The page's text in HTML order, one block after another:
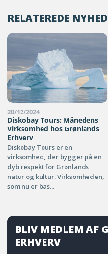
RELATEREDE
20/12/2024
Diskobay Tours: Månedens
Virksomhed hos Grønlands
Erhverv
Diskobay Tours er en
virksomhed, der bygger på en
dyb respekt for Grønlands
natur og kultur. Virksomheden,
som nu er bas...
BLIV MEDLEM AF
ERHVERV